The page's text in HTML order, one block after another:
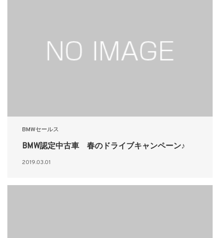
BMWセールス
BMW認定中古車 春のドライブキャンペーン♪
2019.03.01